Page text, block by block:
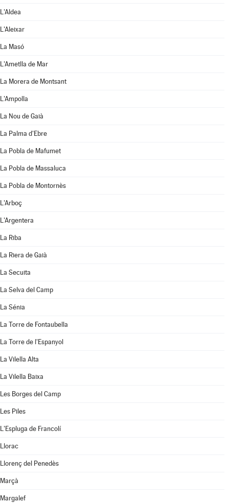
L'Aldea
L'Aleixar
La Masó
L'Ametlla de Mar
La Morera de Montsant
L'Ampolla
La Nou de Gaià
La Palma d'Ebre
La Pobla de Mafumet
La Pobla de Massaluca
La Pobla de Montornès
L'Arboç
L'Argentera
La Riba
La Riera de Gaià
La Secuita
La Selva del Camp
La Sénia
La Torre de Fontaubella
La Torre de l'Espanyol
La Vilella Alta
La Vilella Baixa
Les Borges del Camp
Les Piles
L'Espluga de Francolí
Llorac
Llorenç del Penedès
Marçà
Margalef